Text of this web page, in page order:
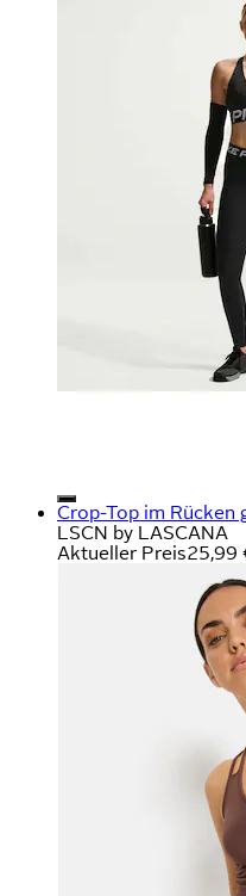
Crop-Top im Rücken
LSCN by LASCANA
Aktueller Preis25,99